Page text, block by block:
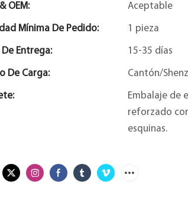
OEM: Aceptable
Mínima De Pedido: 1 pieza
De Entrega: 15-35 días
De Carga: Cantón/
Embalaje de
reforzado
esquinas.